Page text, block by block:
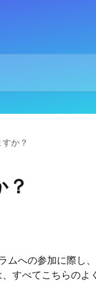
か？
ムへの参加に際し
すべてこちらのよ